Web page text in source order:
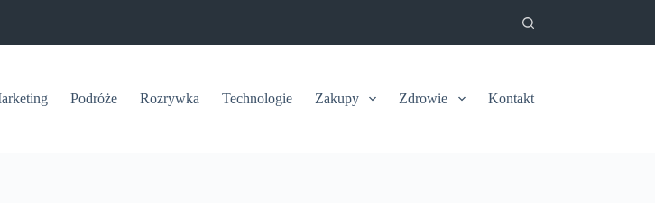
Podróże Rozrywka Technologie Zakupy Zdrowie Kontakt